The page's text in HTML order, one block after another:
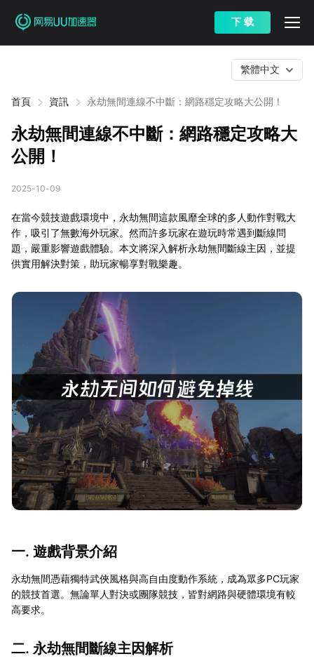
下 载
首頁 資訊 永劫無間連線不中斷：網路穩定攻略大公開！
繁體中文
永劫無間連線不中斷：網路穩定攻略大
公開！
2025-10-09
在當今競技遊戲環境中，永劫無間這款風靡全球的多人動作對戰大
作，吸引了無數海外玩家。然而許多玩家在遊玩時常遇到斷線問
題，嚴重影響遊戲體驗。本文將深入解析永劫無間斷線主因，並提
供實用解決對策，助玩家暢享對戰樂趣。
一. 遊戲背景介紹
永劫無間憑藉獨特武俠風格與高自由度動作系統，成為眾多PC玩家
的競技首選。無論單人對決或團隊競技，皆對網路與硬體環境有較
高要求。
二. 永劫無間斷線主因解析